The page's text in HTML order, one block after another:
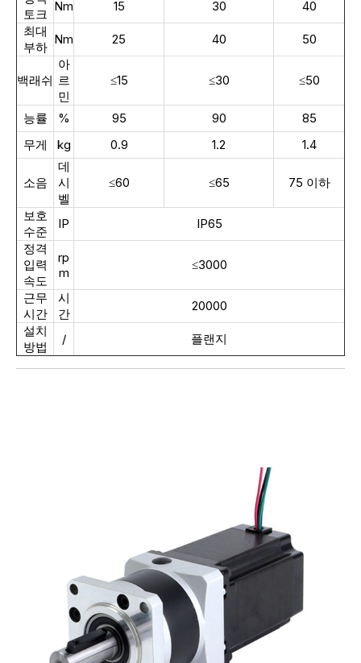
토크
Nm 15 30
40
최대
부하
Nm 25 40 50
백래쉬
아
르
민
≤15 ≤30 ≤50
능률 % 95 90
85
무게
kg 0.9 1.2 1.4
소음
데
시
벨
≤60 ≤65 75 이하
보호
수준
IP
IP65
정격
입력
속도
rp
m
≤3000
근무
시간
시
간
20000
설치
방법
/ 플랜지